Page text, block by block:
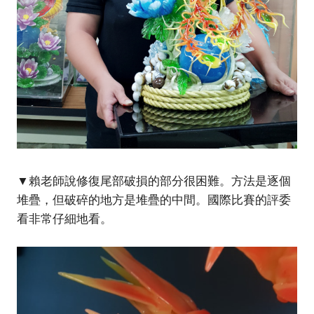
▼賴老師說修復尾部破損的部分很困難。方法是逐個
堆疊，但破碎的地方是堆疊的中間。國際比賽的評委
看非常仔細地看。